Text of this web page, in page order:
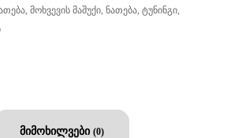
Მოხვევის Მაშუქი Ნათება Ტუნინგი
მიმოხილვები (0)